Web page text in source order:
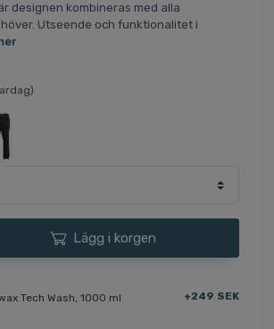
designen kombineras med alla
Utseende och funktionalitet i
Lägg i korgen
Tech Wash, 1000 ml +249 SEK